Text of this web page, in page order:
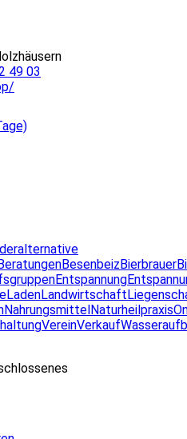
49 03
alternative
BesenbeizBierbrauer
Entspannung
LadenLandwirtschaft
NahrungsmittelNaturheilpraxis
VereinVerkauf